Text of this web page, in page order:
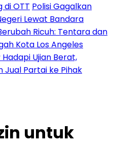
di OTT Polisi Gagalkan
Lewat Bandara
Ricuh: Tentara dan
Kota Los Angeles
Ujian Berat,
Jual Partai ke Pihak
untuk